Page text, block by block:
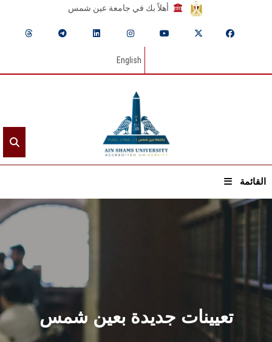
أهلاً بك في جامعة عين شمس
English
القائمة
الرئيسيـة
عن الجامعة
القطاعـات
الشئون الأكاديميةتعيينات جديدة بعين شمس